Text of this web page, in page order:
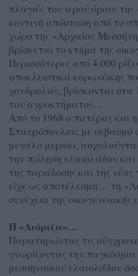
πλαγιές του ιερού όρους
κοντινή απόσταση από το
χώρο της «Αρχαίας
βρίσκεται το κτήμα της
Περισσότερες από 4.000
αποκλειστικά κορωνέικης
χονδρολιές, βρίσκονται
του αγροκτήματος…
Από το 1968 ο πατέρας και
Σταυρόπουλου, με σεβασμό
μεγάλο μεράκι,
την πώληση ελαιολάδου
της παράδοσης και της νέας
είχε ως αποτέλεσμα… τη
συνέχεια της οικογενειακής
Η «Λιόριζα»…
Παρατηρώντας τις
γνωρίζοντας την
μεσσηνιακού ελαιολάδου